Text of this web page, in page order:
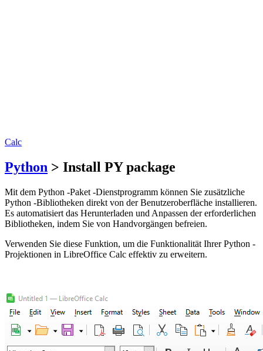
Calc
Python > Install PY package
Mit dem Python -Paket -Dienstprogramm können Sie zusätzliche
Python -Bibliotheken direkt von der Benutzeroberfläche installieren.
Es automatisiert das Herunterladen und Anpassen der erforderlichen
Bibliotheken, indem Sie von Handvorgängen befreien.
Verwenden Sie diese Funktion, um die Funktionalität Ihrer Python -
Projektionen in LibreOffice Calc effektiv zu erweitern.